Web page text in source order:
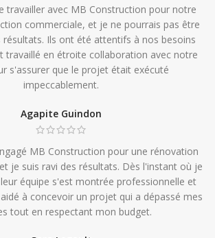
travailler avec MB Construction pour notre
commerciale, et je ne pourrais pas être
résultats. Ils ont été attentifs à nos besoins
travaillé en étroite collaboration avec notre
s'assurer que le projet était exécuté
impeccablement.
Agapite Guindon
MB Construction pour une rénovation
je suis ravi des résultats. Dès l'instant où je
équipe s'est montrée professionnelle et
à concevoir un projet qui a dépassé mes
tout en respectant mon budget.